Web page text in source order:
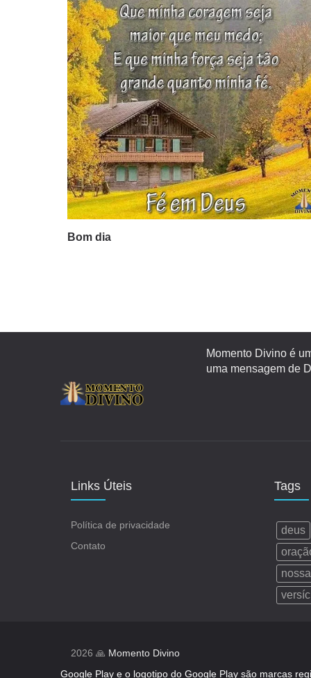
Bom dia
Momento Divino é
uma mensagem de
Links Úteis
Política de privacidade
Contato
Tags
deus
2026 🙏 Momento Divino
Google Play e o logotipo do Google Play são marcas